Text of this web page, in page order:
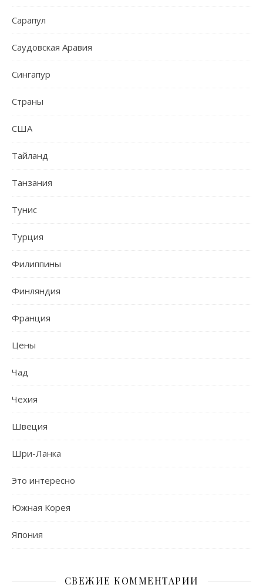
Сарапул
Саудовская Аравия
Сингапур
Страны
США
Тайланд
Танзания
Тунис
Турция
Филиппины
Финляндия
Франция
Цены
Чад
Чехия
Швеция
Шри-Ланка
Это интересно
Южная Корея
Япония
СВЕЖИЕ КОММЕНТАРИИ